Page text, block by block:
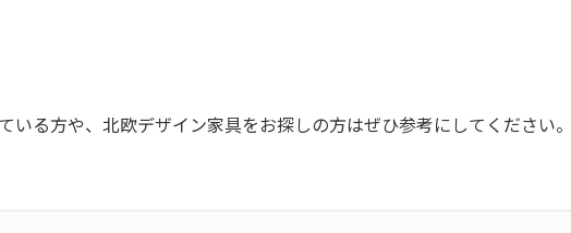
いる方や、北欧デザイン家具をお探しの方はぜひ参考にしてください。